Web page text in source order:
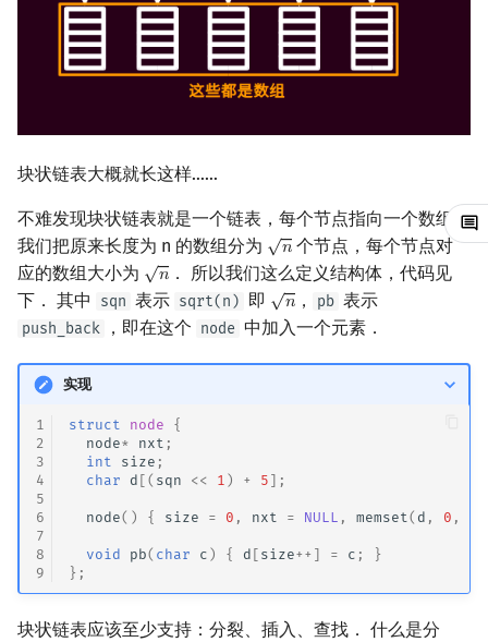
OI Wiki 不是什么
格式手册
F.A.Q.
镜像站列表
致谢
学习路线
学习资源
常见技巧
出题
Atom
Eclipse
Dev-C++
CLion
Geany
CP Editor
CCR Plus
Lemon
命令行
命令行编译与调试
WSL (Windows 10)
Special Judge
Testlib
Validator
Interactor
Polygon
OJ 工具
LaTeX 入门
Git
运算
流程控制语句
文件操作
bitset
string
C++ 进阶 重载运算符
引用
Lambda 表达式
pb_ds
编译优化
C++ 与其他常用语言的区别
Python 速成
Java 速成
Java 进阶
递归 & 分治
排序
插入排序
计数排序
归并排序
堆排序
桶排序
排序相关 STL
前缀和 & 差分
二分
倍增
构造
双向搜索
启发式搜索
迭代加深搜索
IDA*
回溯法
Dancing Links
Alpha–Beta 剪枝
优化
背包 DP
区间 DP
树形 DP
状压 DP
数位 DP
插头 DP
计数 DP
动态 DP
概率 DP
DP 套 DP
四边形不等式优化
Slope Trick 优化
字符串匹配
字符串哈希
前缀函数与 KMP 算法
Boyer–Moore 算法
Z 函数（扩展 KMP）
AC 自动机
后缀数组 (SA)
后缀自动机 (SAM)
后缀平衡树
广义后缀自动机
格雷码
位操作
二进制集合操作
快速幂
置换和排列
弧度制与坐标系
复数
数论
最大公约数
欧拉函数
裴蜀定理 & 一次不定方程
费马小定理 & 欧拉定理
模逆元
阶乘取模
多项式与生成函数
快速数论变换
快速沃尔什变换
多项式多点求值|快速插值
多项式初等函数
常系数齐次线性递推
多项式平移|连续点值平移
形式幂级数复合|复合逆
组合数学
斐波那契数列
错位排列
贝尔数
伯努利数
Entringer Number
Pólya 计数
线性代数
矩阵
初等变换
线性基
线性映射
特征多项式
域论
Schreier–Sims 算法
随机变量的数字特征
概率不等式
非公平组合游戏
牛顿迭代法
左偏树
区间最值操作 & 区间历史最
替罪羊树
Size Balanced Tree
AVL 树
红黑树
左偏红黑树
AA 树
可持久化平衡树
可持久化字典树
树状数组套权值线段树
分块套树状数组
Top Tree
DFS（图论）
BFS（图论）
树的重心
最近公共祖先
虚树
树分治
动态树分治
有向无环图
拓扑排序
最短路问题
同余最短路
生成树问题
斯坦纳树
拆点
连通性相关
圆方树
点/边连通度
环计数问题
费用流
上下界网络流
一般图最大匹配
一般图最大权匹配
Pick 定理
凸包
扫描线
旋转卡壳
半平面交
平面最近点对
随机增量法
反演变换
计算几何杂项
离线算法 莫队算法
分数规划
模拟退火
悬线法
有限状态自动机
计算理论基础
字节顺序
约瑟夫问题
表达式求值
在一台机器上规划任务
主元素问题
线段树与离线询问
块状链表大概就长这样……
不难发现块状链表就是一个链表，每个节点指向一个数组．
我们把原来长度为 n 的数组分为
√
𝑛
n
个节点，每个节点对
应的数组大小为
√
𝑛
n
． 所以我们这么定义结构体，代码见
下． 其中
sqn 表示 sqrt(n) 即 √
𝑛
n ， pb 表示
push_back ，即在这个 node 中加入一个元素．
实现
1
2
3
4
5
6
7
8
9
struct node
{
node* nxt ;
int
size ;
char
d [( sqn << 1 ) + 5 ];
node() { size = 0 , nxt = NULL , memset ( d , 0 ,
void pb( char c ) { d [ size++ ] = c ;
}
};
块状链表应该至少支持：分裂、插入、查找． 什么是分